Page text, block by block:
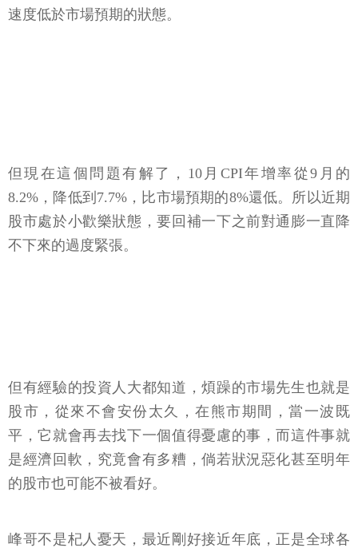
速度低於市場預期的狀態。
但現在這個問題有解了，10月CPI年增率從9月的
8.2%，降低到7.7%，比市場預期的8%還低。所以近期
股市處於小歡樂狀態，要回補一下之前對通膨一直降
不下來的過度緊張。
但有經驗的投資人大都知道，煩躁的市場先生也就是
股市，從來不會安份太久，在熊市期間，當一波既
平，它就會再去找下一個值得憂慮的事，而這件事就
是經濟回軟，究竟會有多糟，倘若狀況惡化甚至明年
的股市也可能不被看好。
峰哥不是杞人憂天，最近剛好接近年底，正是全球各